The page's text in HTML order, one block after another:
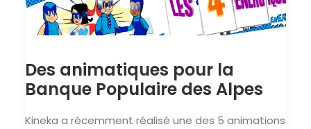
Des animatiques pour la
Banque Populaire des Alpes
Kineka a récemment réalisé une des 5 animations